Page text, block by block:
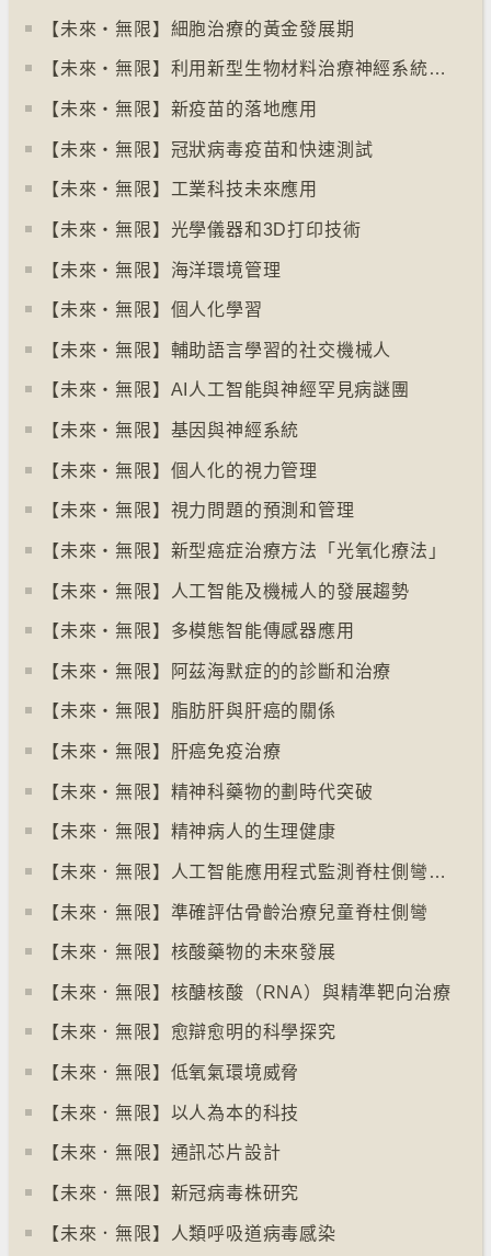
【未來‧無限】細胞治療的黃金發展期
【未來‧無限】利用新型生物材料治療神經系統疾病
【未來‧無限】新疫苗的落地應用
【未來‧無限】冠狀病毒疫苗和快速測試
【未來‧無限】工業科技未來應用
【未來‧無限】光學儀器和3D打印技術
【未來‧無限】海洋環境管理
【未來‧無限】個人化學習
【未來‧無限】輔助語言學習的社交機械人
【未來‧無限】AI人工智能與神經罕見病謎團
【未來‧無限】基因與神經系統
【未來‧無限】個人化的視力管理
【未來‧無限】視力問題的預測和管理
【未來‧無限】新型癌症治療方法「光氧化療法」
【未來‧無限】人工智能及機械人的發展趨勢
【未來‧無限】多模態智能傳感器應用
【未來‧無限】阿茲海默症的的診斷和治療
【未來‧無限】脂肪肝與肝癌的關係
【未來‧無限】肝癌免疫治療
【未來‧無限】精神科藥物的劃時代突破
【未來．無限】精神病人的生理健康
【未來．無限】人工智能應用程式監測脊柱側彎病情
【未來．無限】準確評估骨齡治療兒童脊柱側彎
【未來．無限】核酸藥物的未來發展
【未來．無限】核醣核酸（RNA）與精準靶向治療
【未來．無限】愈辯愈明的科學探究
【未來．無限】低氧氣環境威脅
【未來．無限】以人為本的科技
【未來．無限】通訊芯片設計
【未來．無限】新冠病毒株研究
【未來．無限】人類呼吸道病毒感染